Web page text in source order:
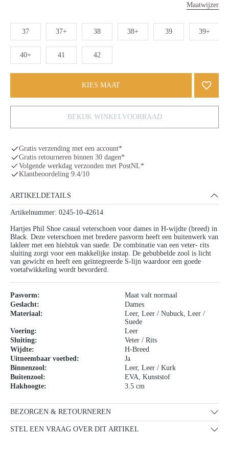
Maatwijzer
37 37+ 38 38+ 39 39+
40+ 41 42
KIES MAAT
BEKIJK WINKELVOORRAAD
Gratis verzending met een account*
Gratis retourneren binnen 30 dagen*
Volgende werkdag verzonden met PostNL*
Klantbeoordeling 9.4/10
ARTIKELDETAILS
Artikelnummer: 0245-10-42614
Hartjes Phil Shoe casual veterschoen voor dames in H-wijdte (breed) in
Black. Deze veterschoen met bredere pasvorm heeft een buitenwerk van
lakleer met een hielstuk van suede. De combinatie van een veter- rits
sluiting zorgt voor een makkelijke instap. De gebubbelde zool is licht
van gewicht en heeft een geïntegreerde S-lijn waardoor een goede
voetafwikkeling wordt bevorderd.
Pasvorm:
Maat valt normaal
Geslacht:
Dames
Materiaal:
Leer, Leer / Nubuck , Leer /
Suede
Voering:
Leer
Sluiting:
Veter / Rits
Wijdte:
H-Breed
Uitneembaar voetbed:
Ja
Binnenzool:
Leer, Leer / Kurk
Buitenzool:
EVA , Kunststof
Hakhoogte:
3.5 cm
BEZORGEN & RETOURNEREN
STEL EEN VRAAG OVER DIT ARTIKEL